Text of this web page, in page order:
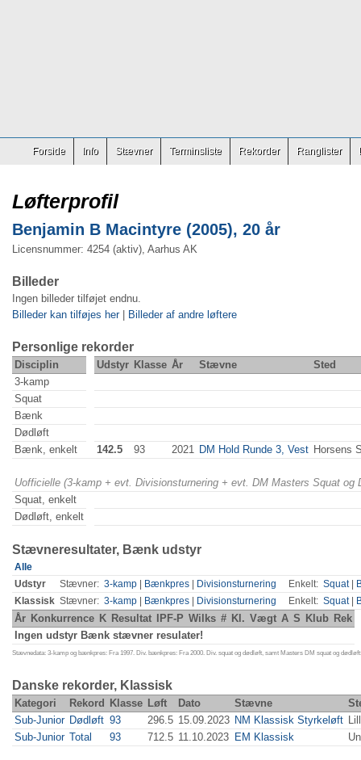
Forside Info Stævner Terminsliste Rekorder Ranglister
Løfterprofil
Benjamin B Macintyre (2005), 20 år
Licensnummer: 4254 (aktiv), Aarhus AK
Billeder
Ingen billeder tilføjet endnu.
Billeder kan tilføjes her| Billeder af andre løftere
Personlige rekorder
Disciplin Udstyr Klasse År Stævne
Sted
3-kamp
Squat
Bænk
Dødløft
Bænk, enkelt
142.5 93 2021 DM Hold Runde 3, Vest Horsens
Uofficielle (3-kamp + evt. Divisionsturnering + evt. DM Masters Squat
Squat, enkelt
Dødløft, enkelt
Stævneresultater, Bænk udstyr
Alle
Udstyr
Stævner: 3-kamp Bænkpres Divisionsturnering Enkelt: Squat|
Klassisk Stævner: 3-kamp Bænkpres Divisionsturnering Enkelt: Squat|
År Konkurrence K Resultat IPF-P Wilks # Kl. Vægt A S Klub Rek
Ingen udstyr Bænk stævner resulater!
Stævnedata: 3-kamp og bænkpres: Fra 1997. Div. bænkpres: Fra 2000. Div. squat og dødløft, samt Masters DM squat og
Danske rekorder, Klassisk
Kategori Rekord Klasse Løft Dato Stævne
Sub-Junior Dødløft 93 296.5 15.09.2023 NM Klassisk Styrkeløft
Sub-Junior Total 93 712.5 11.10.2023 EM Klassisk